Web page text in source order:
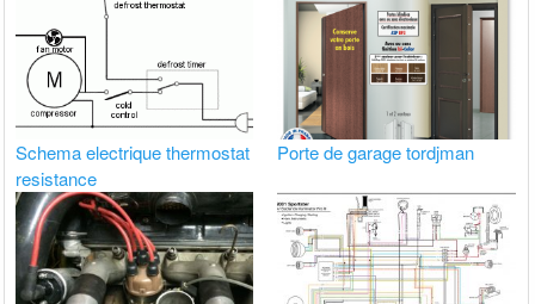
Schema electrique thermostat
resistance
Porte de garage tordjman